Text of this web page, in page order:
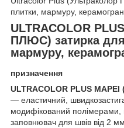
плитки, мармуру,
ULTRACOLOR
ПЛЮС) затирка
мармуру,
призначення
ULTRACOLOR PLUS
— еластичний,
модифікований полімерами,
заповнювач для швів від 2